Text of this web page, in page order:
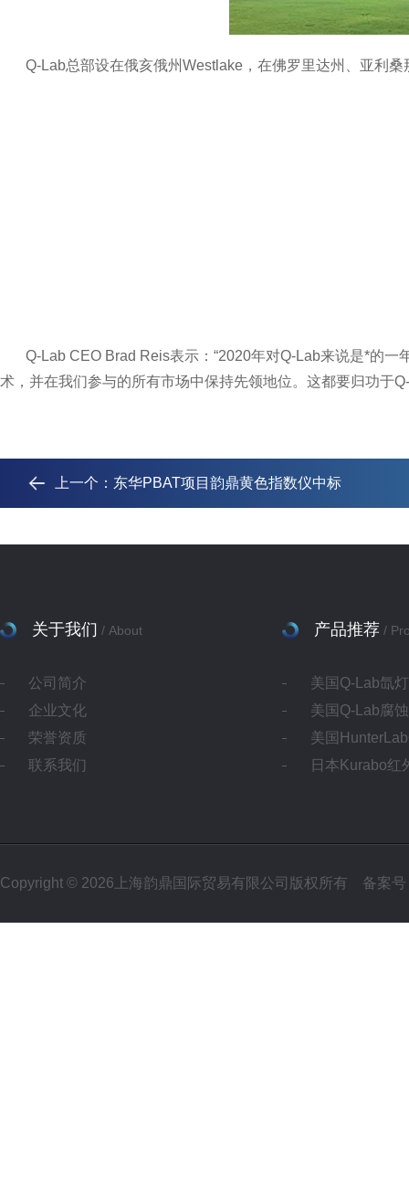
Q-Lab总部设在俄亥俄州Westlake，在佛罗里达州、亚利桑
Q-Lab CEO Brad Reis表示：“2020年对Q-Lab来说是*的一
术，并在我们参与的所有市场中保持先领地位。这都要归功于
上一个： 东华PBAT项目韵鼎黄色指数仪中标
关于我们 / About
公司简介
企业文化
荣誉资质
联系我们
产品推荐 /
美国Q-Lab氙
美国Q-Lab腐
美国
日本Kurabo红
Copyright © 2026上海韵鼎国际贸易有限公司版权所有 备案